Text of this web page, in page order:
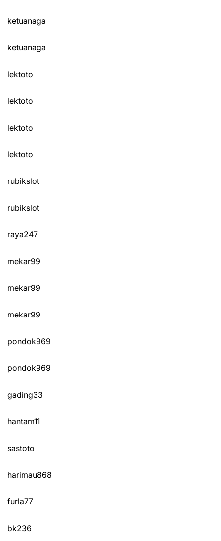
ketuanaga
ketuanaga
lektoto
lektoto
lektoto
lektoto
rubikslot
rubikslot
raya247
mekar99
mekar99
mekar99
pondok969
pondok969
gading33
hantam11
sastoto
harimau868
furla77
bk236